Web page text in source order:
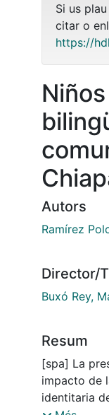
Si us
citar o
https://
Autors
Ramírez
Director/
Buxó Rey,
Resum
[spa] La
impacto de
identitaria